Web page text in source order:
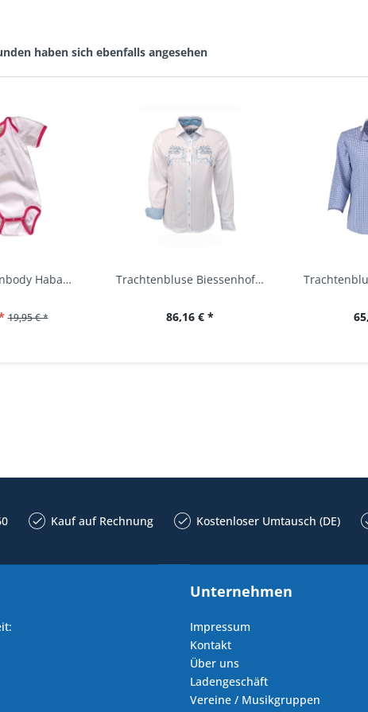
haben sich ebenfalls angesehen
Baby Trachtenbody Habach weiß/pink Isar Trachten
19,95 € *
Trachtenbluse Biessenhofen weiß Langarm OS...
86,16 € *
Kauf auf Rechnung Kostenloser Umtausch (DE)
Unternehmen
Impressum
Kontakt
Über uns
Ladengeschäft
Vereine / Musikgruppen